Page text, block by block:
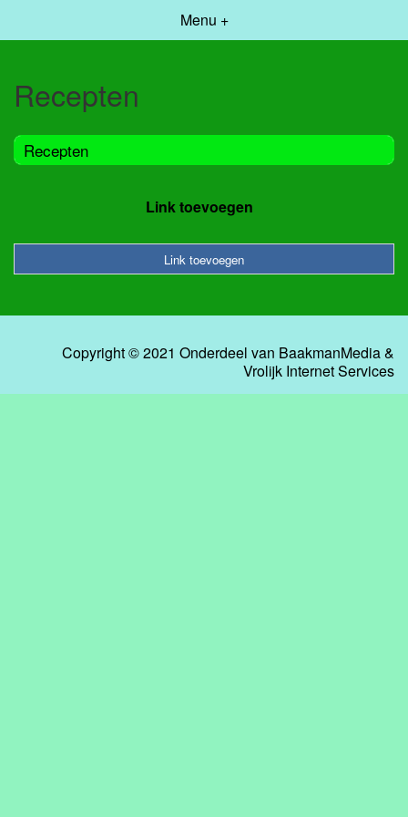
Menu +
Recepten
Recepten
Link toevoegen
Link toevoegen
Copyright © 2021 Onderdeel van BaakmanMedia&
Vrolijk Internet Services